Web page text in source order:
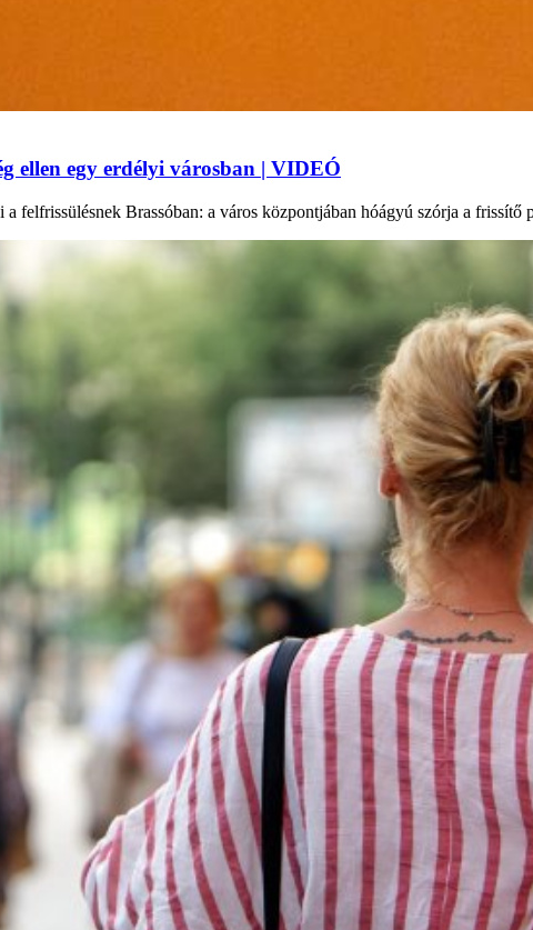
ellen egy erdélyi városban | VIDEÓ
felfrissülésnek Brassóban: a város központjában hóágyú szórja a frissítő